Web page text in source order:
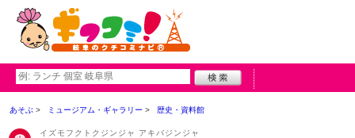
あそぶ ミュージアム・ギャラリー 歴史・資料館
イズモフクトクジンジャ アキバジンジャ